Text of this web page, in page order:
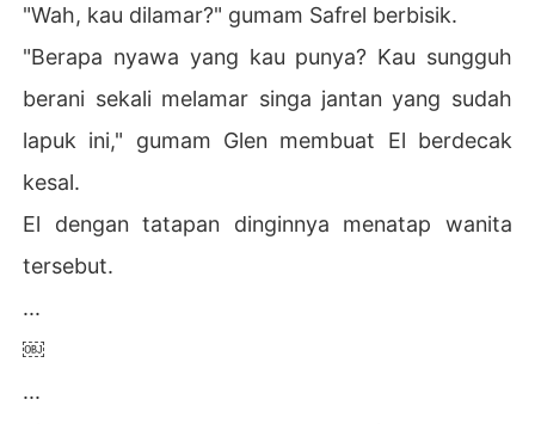
"Wah, kau dilamar?" gumam Safrel berbisik.
"Berapa nyawa yang kau punya? Kau sungguh
berani sekali melamar singa jantan yang sudah
lapuk ini," gumam Glen membuat El berdecak
kesal.
El dengan tatapan dinginnya menatap wanita
tersebut.
...
￼
...